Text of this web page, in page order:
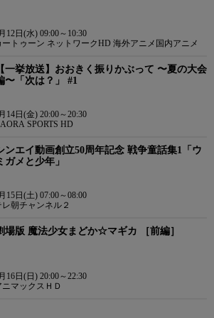
12日(水) 09:00～10:30
ートゥーン ネットワークHD 海外アニメ国内アニメ
【一挙放送】おおきく振りかぶって 〜夏の大会
〜「次は？」 #1
14日(金) 20:00～20:30
SPORTS HD
ンエイ動画創立50周年記念 戦争童話集1「ウ
ガメと少年」
15日(土) 07:00～08:00
レ朝チャンネル２
場版 魔法少女まどか☆マギカ ［前編］
16日(日) 20:00～22:30
ニマックスＨＤ